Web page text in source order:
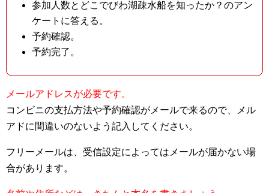
参加人数とどこでびわ湖疎水船を知ったか？のアン
ケートに答える。
予約確認。
予約完了。
メールアドレスが必要です。
コンビニの支払方法や予約確認がメールで来るので、メル
アドに間違いのないよう記入してください。
フリーメールは、受信設定によってはメールが届かない場
合があります。